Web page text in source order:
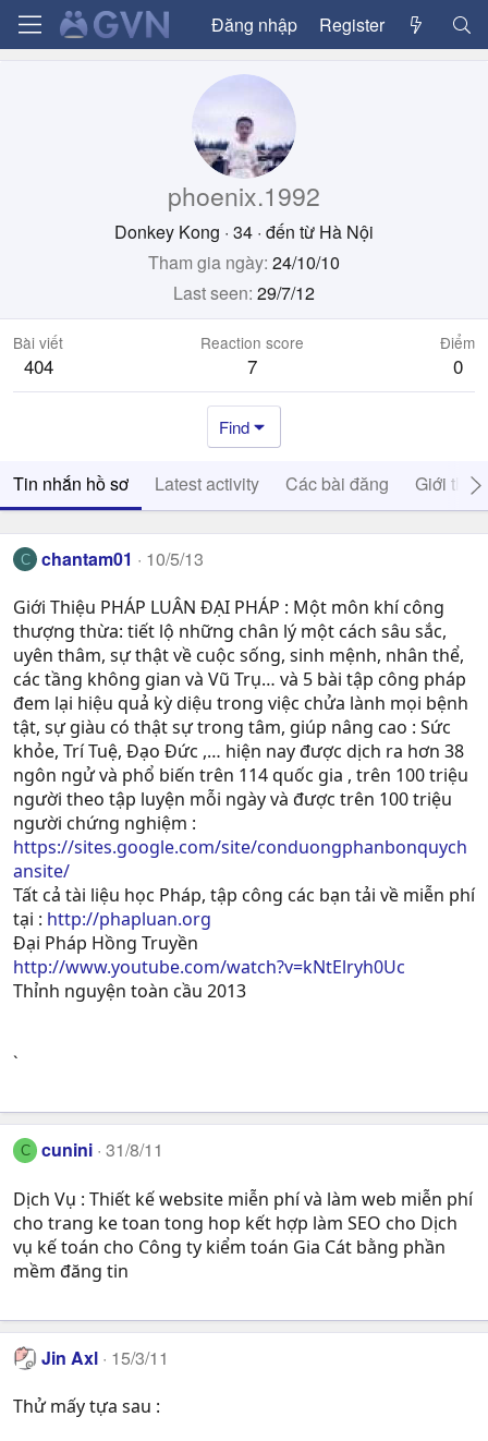
Đăng nhập Register
phoenix.1992
Donkey Kong · 34 · đến từ Hà Nội
Tham gia ngày 24/10/10
Last seen 29/7/12
Bài viết
404
Reaction score
7
Điểm
0
Find
Tin nhắn hồ sơ Latest activity Các bài đăng Giới thiệu
C chantam01 10/5/13
Giới Thiệu PHÁP LUÂN ĐẠI PHÁP : Một môn khí công
thượng thừa: tiết lộ những chân lý một cách sâu sắc,
uyên thâm, sự thật về cuộc sống, sinh mệnh, nhân thể,
các tầng không gian và Vũ Trụ… và 5 bài tập công pháp
đem lại hiệu quả kỳ diệu trong việc chửa lành mọi bệnh
tật, sự giàu có thật sự trong tâm, giúp nâng cao : Sức
khỏe, Trí Tuệ, Ðạo Ðức ,… hiện nay được dịch ra hơn 38
ngôn ngử và phổ biến trên 114 quốc gia , trên 100 triệu
người theo tập luyện mỗi ngày và được trên 100 triệu
người chứng nghiệm :
https://sites.google.com/site/conduongphanbonquych
ansite/
Tất cả tài liệu học Pháp, tập công các bạn tải về miễn phí
tại : http://phapluan.org
Đại Pháp Hồng Truyền
http://www.youtube.com/watch?v=kNtElryh0Uc
Thỉnh nguyện toàn cầu 2013
`
C cunini 31/8/11
Dịch Vụ : Thiết kế website miễn phí và làm web miễn phí
cho trang ke toan tong hop kết hợp làm SEO cho Dịch
vụ kế toán cho Công ty kiểm toán Gia Cát bằng phần
mềm đăng tin
Jin Axl 15/3/11
Thử mấy tựa sau :